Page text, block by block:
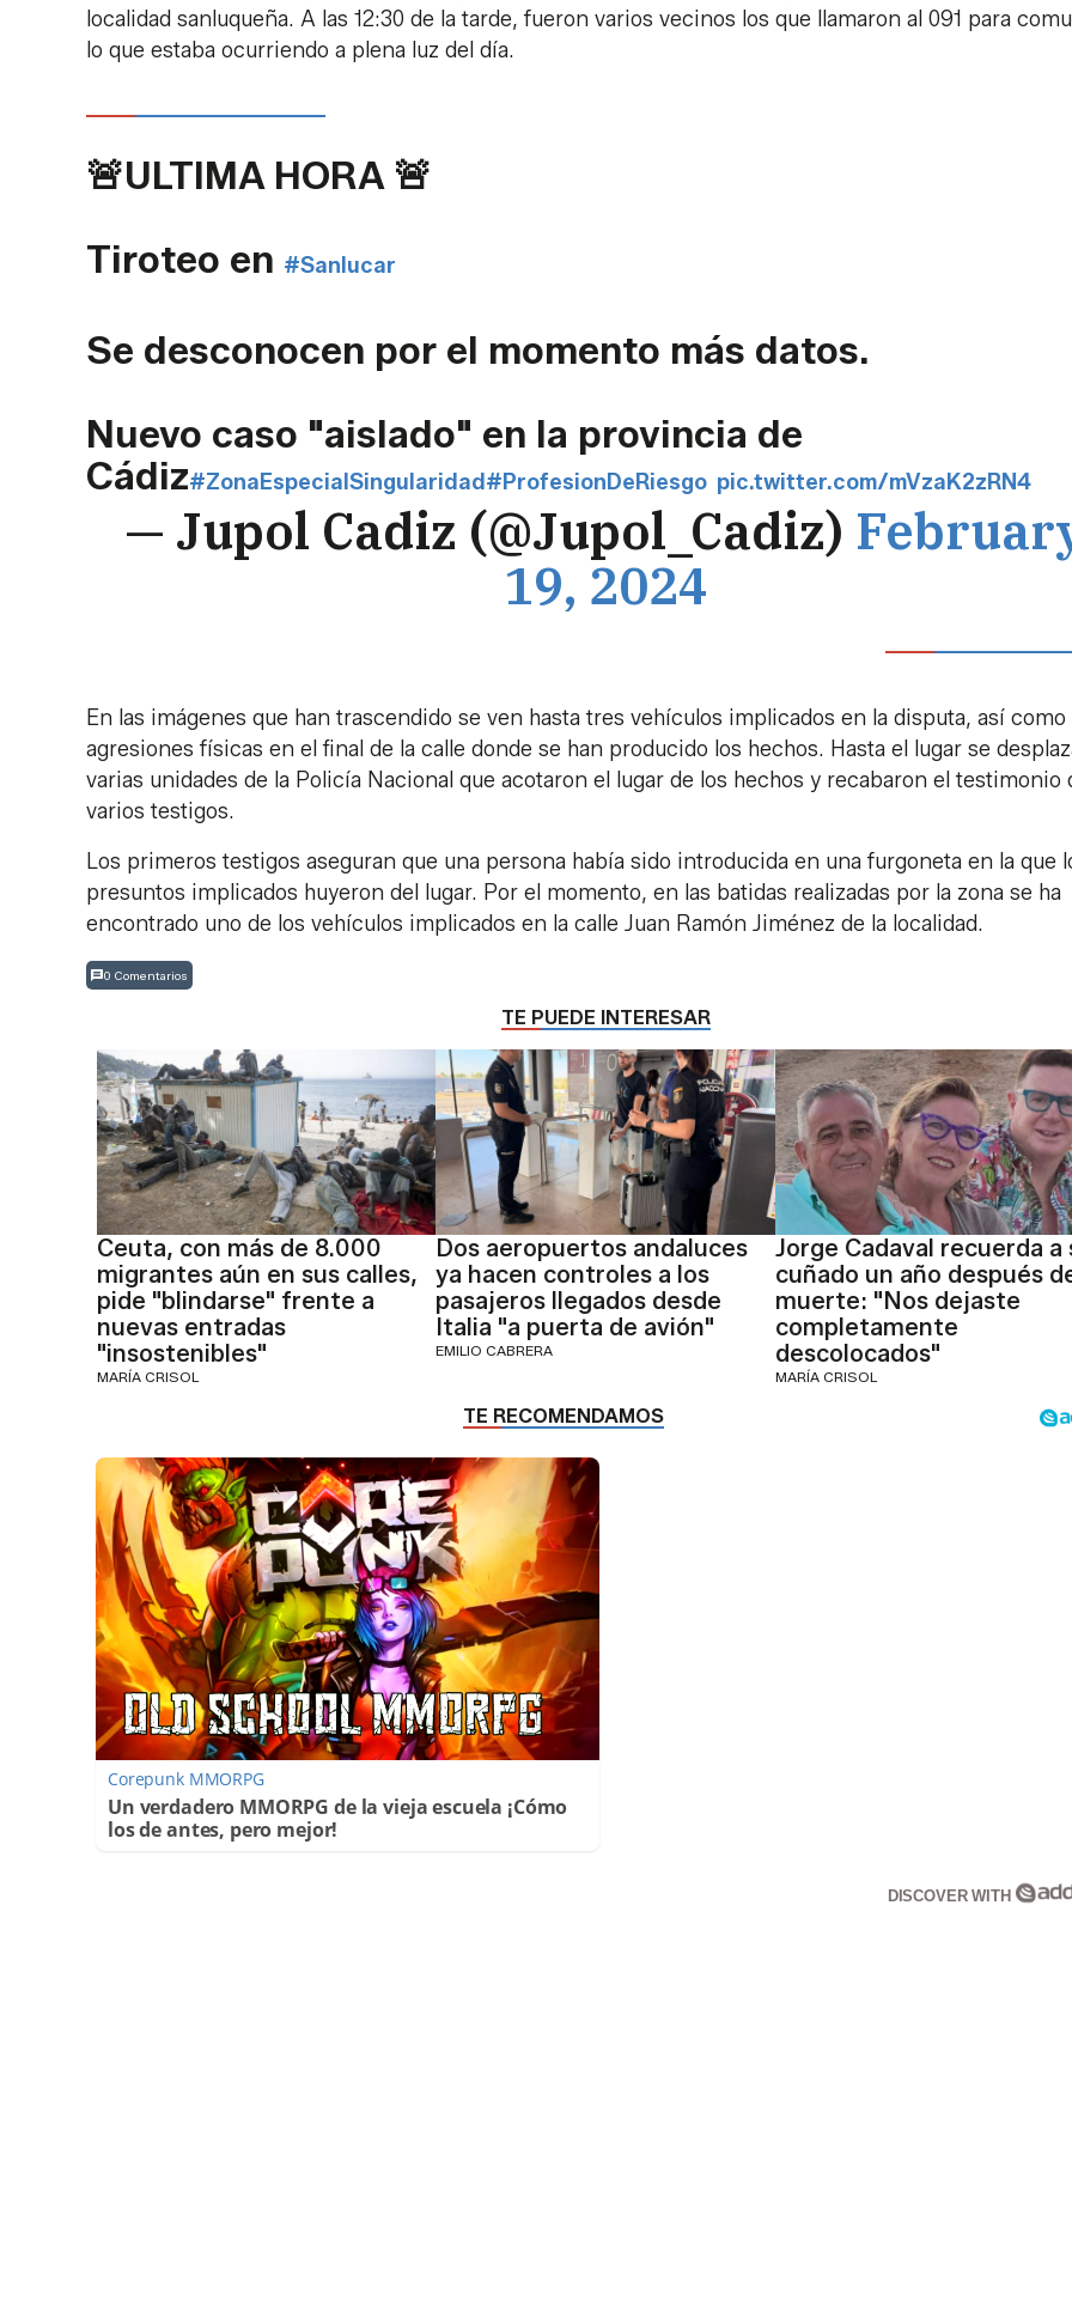
localidad sanluqueña. A las 12:30 de la tarde, fueron varios vecinos los que llamaron al 091 para
lo que estaba ocurriendo a plena luz del día.
🚨ULTIMA HORA 🚨
Tiroteo en #Sanlucar
Se desconocen por el momento más datos.
Nuevo caso "aislado" en la provincia de
Cádiz#ZonaEspecialSingularidad #ProfesionDeRiesgo pic.twitter.com/mVzaK2zRN4
— Jupol Cadiz (@Jupol_Cadiz)
19, 2024
En las imágenes que han trascendido se ven hasta tres vehículos implicados en la disputa, así como
agresiones físicas en el final de la calle donde se han producido los hechos. Hasta el lugar se
varias unidades de la Policía Nacional que acotaron el lugar de los hechos y recabaron el testimonio
varios testigos.
Los primeros testigos aseguran que una persona había sido introducida en una furgoneta en la que
presuntos implicados huyeron del lugar. Por el momento, en las batidas realizadas por la zona se ha
encontrado uno de los vehículos implicados en la calle Juan Ramón Jiménez de la localidad.
0 Comentarios
TE PUEDE INTERESAR
Ceuta, con más de 8.000
migrantes aún en sus calles,
pide "blindarse" frente a
nuevas entradas
"insostenibles"
MARÍA CRISOL
Dos aeropuertos andaluces
ya hacen controles a los
pasajeros llegados desde
Italia "a puerta de avión"
EMILIO CABRERA
Jorge Cadaval recuerda a
cuñado un año después
muerte: "Nos dejaste
completamente
descolocados"
MARÍA CRISOL
Corepunk MMORPG
Un verdadero MMORPG de la vieja escuela ¡Cómo
los de antes, pero mejor!
DISCOVER WITH